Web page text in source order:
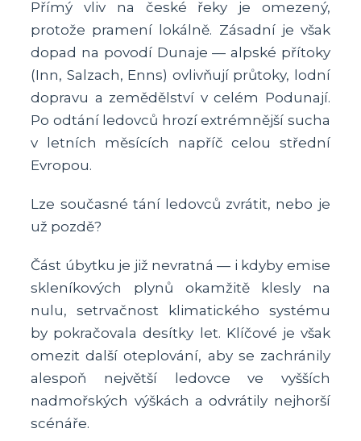
Přímý vliv na české řeky je omezený,
protože pramení lokálně. Zásadní je však
dopad na povodí Dunaje — alpské přítoky
(Inn, Salzach, Enns) ovlivňují průtoky, lodní
dopravu a zemědělství v celém Podunají.
Po odtání ledovců hrozí extrémnější sucha
v letních měsících napříč celou střední
Evropou.
Lze současné tání ledovců zvrátit, nebo je
už pozdě?
Část úbytku je již nevratná — i kdyby emise
skleníkových plynů okamžitě klesly na
nulu, setrvačnost klimatického systému
by pokračovala desítky let. Klíčové je však
omezit další oteplování, aby se zachránily
alespoň největší ledovce ve vyšších
nadmořských výškách a odvrátily nejhorší
scénáře.